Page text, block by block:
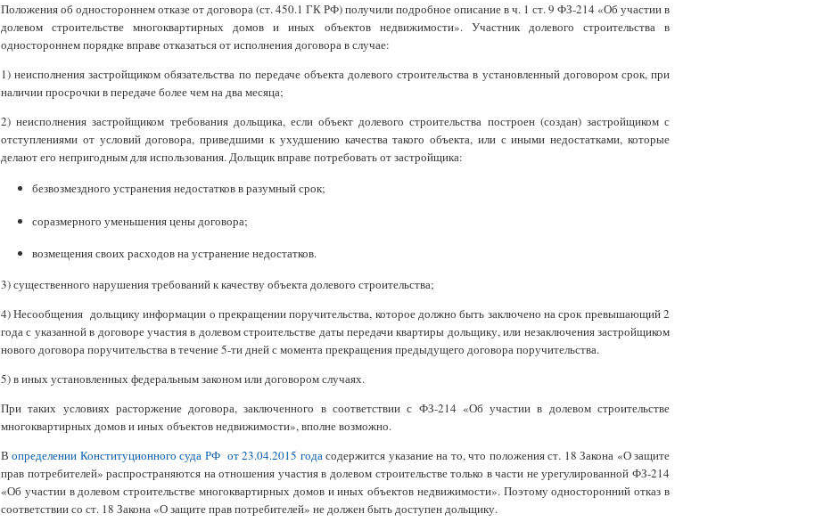
Положения об одностороннем отказе от договора (ст. 450.1 ГК РФ) получили подробное описание в ч. 1 ст. 9 ФЗ-214 «Об участии в
долевом строительстве многоквартирных домов и иных объектов недвижимости». Участник долевого строительства в
одностороннем порядке вправе отказаться от исполнения договора в случае:
1) неисполнения застройщиком обязательства по передаче объекта долевого строительства в установленный договором срок, при
наличии просрочки в передаче более чем на два месяца;
2) неисполнения застройщиком требования дольщика, если объект долевого строительства построен (создан) застройщиком с
отступлениями от условий договора, приведшими к ухудшению качества такого объекта, или с иными недостатками, которые
делают его непригодным для использования. Дольщик вправе потребовать от застройщика:
безвозмездного устранения недостатков в разумный срок;
соразмерного уменьшения цены договора;
возмещения своих расходов на устранение недостатков.
3) существенного нарушения требований к качеству объекта долевого строительства;
4) Несообщения дольщику информации о прекращении поручительства, которое должно быть заключено на срок превышающий 2
года с указанной в договоре участия в долевом строительстве даты передачи квартиры дольщику, или незаключения застройщиком
нового договора поручительства в течение 5-ти дней с момента прекращения предыдущего договора поручительства.
5) в иных установленных федеральным законом или договором случаях.
При таких условиях расторжение договора, заключенного в соответствии с ФЗ-214 «Об участии в долевом строительстве
многоквартирных домов и иных объектов недвижимости», вполне возможно.
Вопределении Конституционного суда РФ от 23.04.2015 годасодержится указание на то, что положения ст. 18 Закона «О защите
прав потребителей» распространяются на отношения участия в долевом строительстве только в части не урегулированной ФЗ-214
«Об участии в долевом строительстве многоквартирных домов и иных объектов недвижимости». Поэтому односторонний отказ в
соответствии со ст. 18 Закона «О защите прав потребителей» не должен быть доступен дольщику.